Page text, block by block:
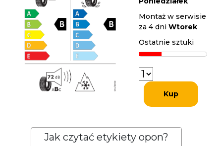
Montaż w serwisie
za 4 dniWtorek
Ostatnie sztuki
Kup
Jak czytać etykiety opon?